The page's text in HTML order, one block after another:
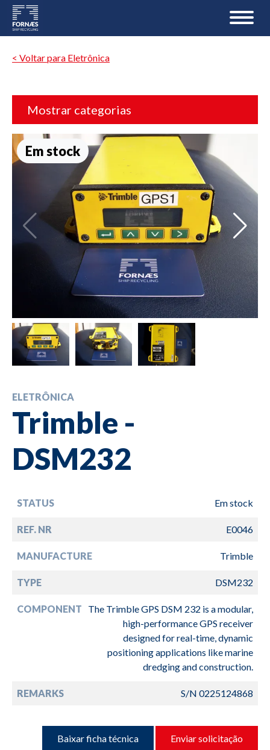
< Voltar para Eletrônica
Mostrar categorias
Em stock
ELETRÔNICA
Trimble -
DSM232
STATUS Em stock
REF. NR E0046
MANUFACTURE Trimble
TYPE DSM232
COMPONENT
The Trimble GPS DSM 232 is a modular,
high-performance GPS receiver
designed for real-time, dynamic
positioning applications like marine
dredging and construction.
REMARKS S/N 0225124868
Baixar ficha técnica Enviar solicitação